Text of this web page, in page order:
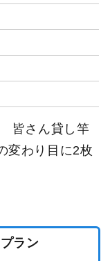
皆さん貸し竿
変わり目に2枚
ラン